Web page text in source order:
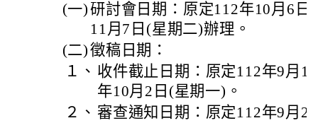
(一)研討會日期：原定112年10月6日
11月7日(星期二)辦理。
(二)徵稿日期：
１、 收件截止日期：原定112年9月1
年10月2日(星期一)。
２、 審查通知日期：原定112年9月